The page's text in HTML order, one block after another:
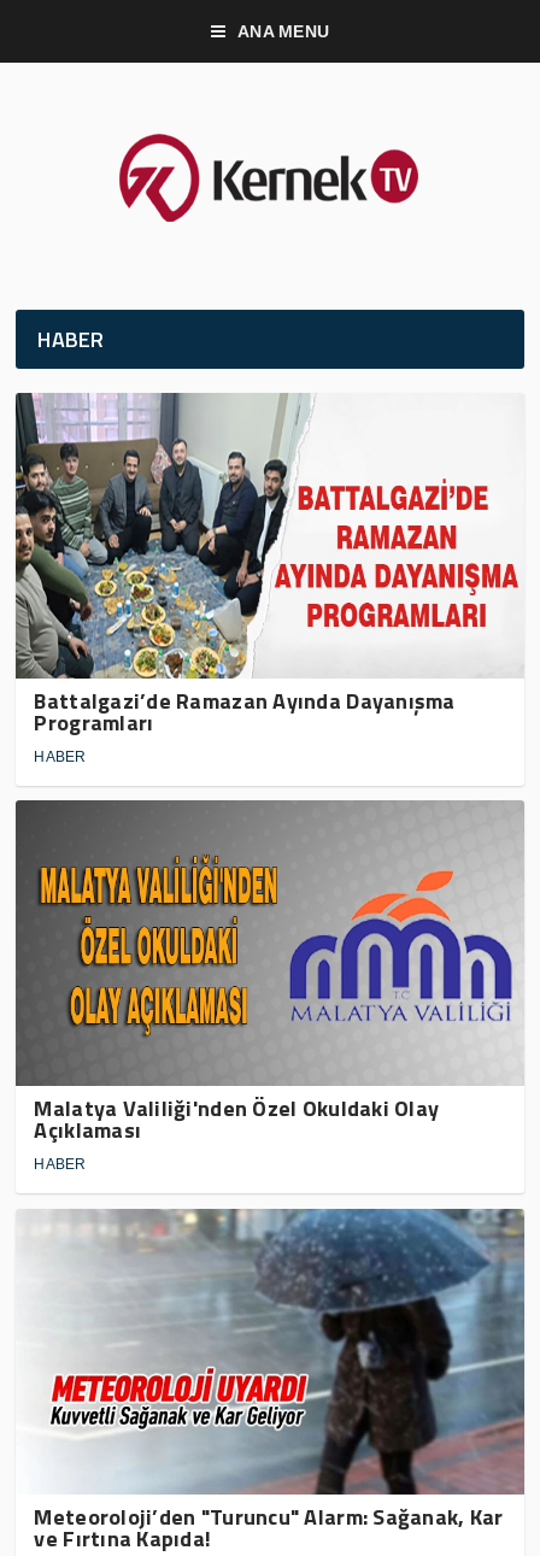
ANA MENU
HABER
Battalgazi’de Ramazan Ayında Dayanışma
Programları
HABER
Malatya Valiliği'nden Özel Okuldaki Olay
Açıklaması
HABER
Meteoroloji’den "Turuncu" Alarm: Sağanak, Kar
ve Fırtına Kapıda!